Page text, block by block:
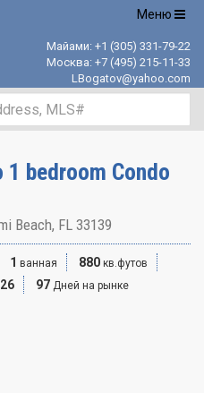
Открыть
Меню
Майами: +1 (305) 331-79-22
Москва: +7 (495) 215-11-33
LBogatov@yahoo.com
1 bedroom Condo
Beach, FL 33139
1 ванная 880 кв.футов
97 Дней на рынке